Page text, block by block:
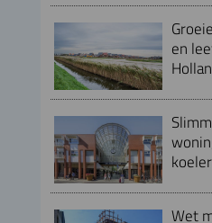
en
koeler
Wet